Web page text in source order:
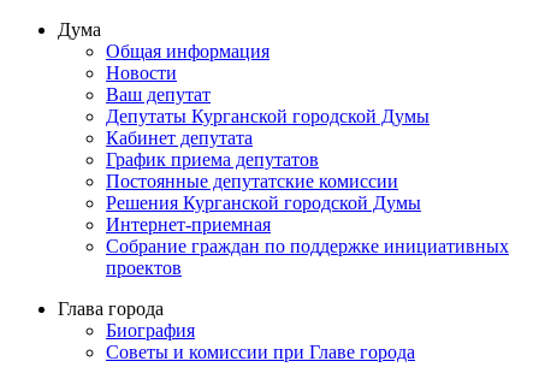
Дума
Общая информация
Новости
Ваш депутат
Депутаты Курганской городской Думы
Кабинет депутата
График приема депутатов
Постоянные депутатские комиссии
Решения Курганской городской Думы
Интернет-приемная
Собрание граждан по поддержке инициативных
проектов
Глава города
Биография
Советы и комиссии при Главе города